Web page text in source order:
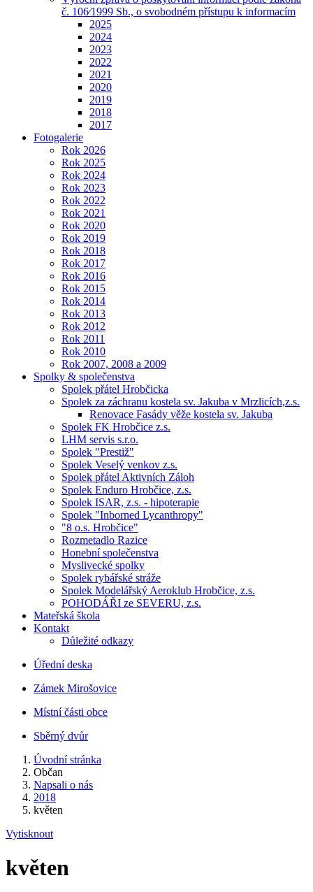
č. 106⁄1999 Sb., o svobodném přístupu k informacím
2025
2024
2023
2022
2021
2020
2019
2018
2017
Fotogalerie
Rok 2026
Rok 2025
Rok 2024
Rok 2023
Rok 2022
Rok 2021
Rok 2020
Rok 2019
Rok 2018
Rok 2017
Rok 2016
Rok 2015
Rok 2014
Rok 2013
Rok 2012
Rok 2011
Rok 2010
Rok 2007, 2008 a 2009
Spolky & společenstva
Spolek přátel Hrobčicka
Spolek za záchranu kostela sv. Jakuba v Mrzlicích,z.s.
Renovace Fasády věže kostela sv. Jakuba
Spolek FK Hrobčice z.s.
LHM servis s.r.o.
Spolek "Prestiž"
Spolek Veselý venkov z.s.
Spolek přátel Aktivních Záloh
Spolek Enduro Hrobčice, z.s.
Spolek ISAR, z.s. - hipoterapie
Spolek "Inborned Lycanthropy"
"8 o.s. Hrobčice"
Rozmetadlo Razice
Honební společenstva
Myslivecké spolky
Spolek rybářské stráže
Spolek Modelářský Aeroklub Hrobčice, z.s.
POHODÁŘI ze SEVERU, z.s.
Mateřská škola
Kontakt
Důležité odkazy
Úřední deska
Zámek Mirošovice
Místní části obce
Sběrný dvůr
Úvodní stránka
Občan
Napsali o nás
2018
květen
Vytisknout
květen